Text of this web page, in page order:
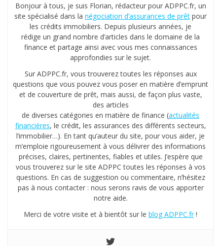
Bonjour à tous, je suis Florian, rédacteur pour ADPPC.fr, un
site spécialisé dans la négociation d’assurances de prêt pour
les crédits immobiliers. Depuis plusieurs années, je
rédige un grand nombre d’articles dans le domaine de la
finance et partage ainsi avec vous mes connaissances
approfondies sur le sujet.
Sur ADPPC.fr, vous trouverez toutes les réponses aux
questions que vous pouvez vous poser en matière d’emprunt
et de couverture de prêt, mais aussi, de façon plus vaste,
des articles
de diverses catégories en matière de finance (actualités
financières, le crédit, les assurances des différents secteurs,
l’immobilier…). En tant qu’auteur du site, pour vous aider, je
m’emploie rigoureusement à vous délivrer des informations
précises, claires, pertinentes, fiables et utiles. J’espère que
vous trouverez sur le site ADPPC toutes les réponses à vos
questions. En cas de suggestion ou commentaire, n’hésitez
pas à nous contacter : nous serons ravis de vous apporter
notre aide.
Merci de votre visite et à bientôt sur le blog ADPPC.fr!